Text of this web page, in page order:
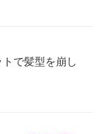
で髪型を崩し